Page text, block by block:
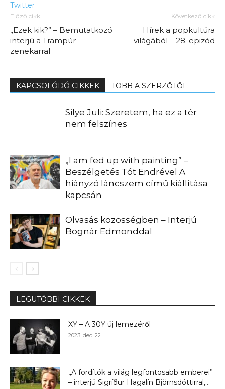
Twitter
Előző cikk
„Ezek kik?” – Bemutatkozó
interjú a Trampúr
zenekarral
Következő cikk
Hírek a popkultúra
világából – 28. epizód
KAPCSOLÓDÓ CIKKEK TÖBB A SZERZŐTŐL
Silye Juli: Szeretem, ha ez a tér
nem felszínes
„I am fed up with painting” –
Beszélgetés Tót Endrével A
hiányzó láncszem című kiállítása
kapcsán
Olvasás közösségben – Interjú
Bognár Edmonddal
LEGUTÓBBI CIKKEK
XY – A 30Y új lemezéről
2023. dec. 22.
„A fordítók a világ legfontosabb emberei”
– interjú Sigríður Hagalín Björnsdóttirral,...